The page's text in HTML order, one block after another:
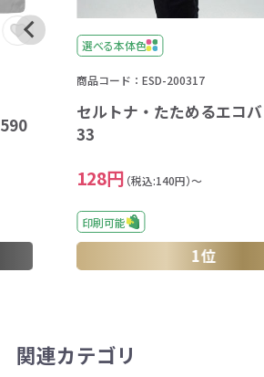
選べる本体色
商品コード：ESD-200317
セルトナ・たためるエコ
33
128円 （税込:140円）～
印刷可能
1位
関連カテゴリ